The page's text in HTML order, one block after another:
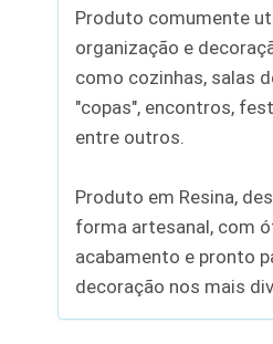
Produto comumente
organização e
como cozinhas, salas
"copas", encontros,
entre outros.
Produto em Resina,
forma artesanal, com
acabamento e pronto
decoração nos mais